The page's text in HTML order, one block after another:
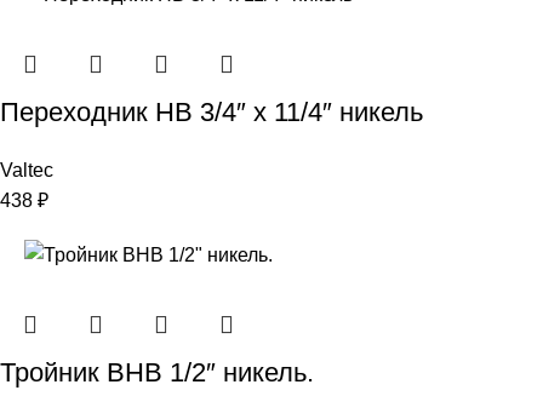
Переходник НВ 3/4″ x 11/4″ никель
Valtec
438 ₽
Тройник ВНВ 1/2″ никель.